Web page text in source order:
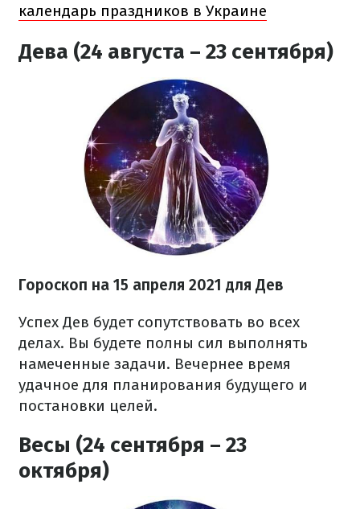
календарь праздников в Украине
Дева (24 августа – 23 сентября)
Гороскоп на 15 апреля 2021 для Дев
Успех Дев будет сопутствовать во всех
делах. Вы будете полны сил выполнять
намеченные задачи. Вечернее время
удачное для планирования будущего и
постановки целей.
Весы (24 сентября – 23
октября)